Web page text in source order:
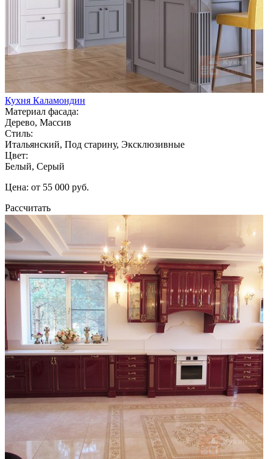
Кухня Каламондин
Материал фасада:
Дерево, Массив
Стиль:
Итальянский, Под старину, Эксклюзивные
Цвет:
Белый, Серый
Цена: от 55 000 руб.
Рассчитать